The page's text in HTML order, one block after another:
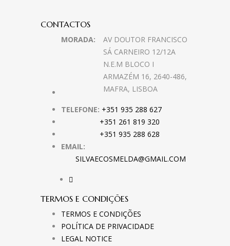
CONTACTOS
MORADA:
AV DOUTOR FRANCISCO
SÁ CARNEIRO 12/12A
N.E.M BLOCO I
ARMAZÉM 16, 2640-486,
MAFRA, LISBOA
TELEFONE: +351 935 288 627
+351 261 819 320
+351 935 288 628
EMAIL:
SILVAECOSMELDA@GMAIL.COM
TERMOS E CONDIÇÕES
TERMOS E CONDIÇÕES
POLÍTICA DE PRIVACIDADE
LEGAL NOTICE